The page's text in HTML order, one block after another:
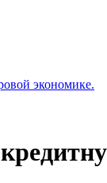
экономике.